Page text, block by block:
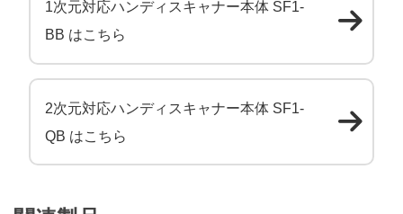
1次元対応ハンディスキャナー本体 SF1-
BB はこちら
2次元対応ハンディスキャナー本体 SF1-
QB はこちら